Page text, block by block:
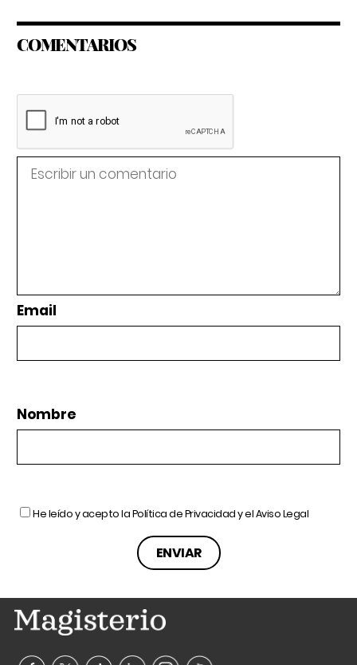
COMENTARIOS
Email
Nombre
He leído y acepto laPolítica de Privacidady elAviso Legal